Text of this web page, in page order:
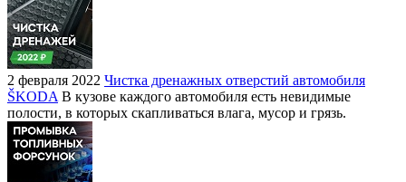
2 февраля 2022 Чистка дренажных отверстий автомобиля
ŠKODA В кузове каждого автомобиля есть невидимые
полости, в которых скапливаться влага, мусор и грязь.